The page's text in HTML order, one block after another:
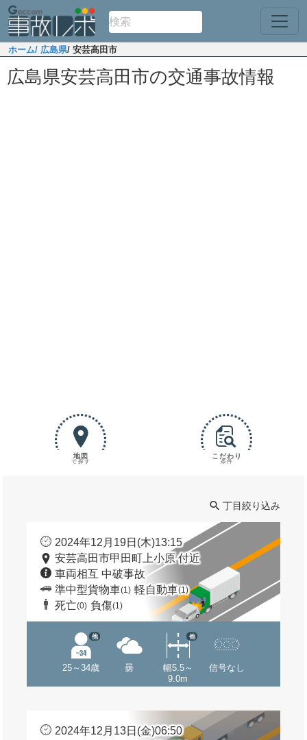
ホーム/ 広島県/ 安芸高田市
広島県安芸高田市の交通事故情報
地図
で探す
こだわり
条件
丁目絞り込み
2024年12月19日(木)13:15
安芸高田市甲田町上小原 付近
車両相互 中破事故
準中型貨物車(1) 軽自動車(1)
死亡(0) 負傷(1)
25～34歳
他
曇
幅5.5～
9.0m
他
信号なし
2024年12月13日(金)06:50